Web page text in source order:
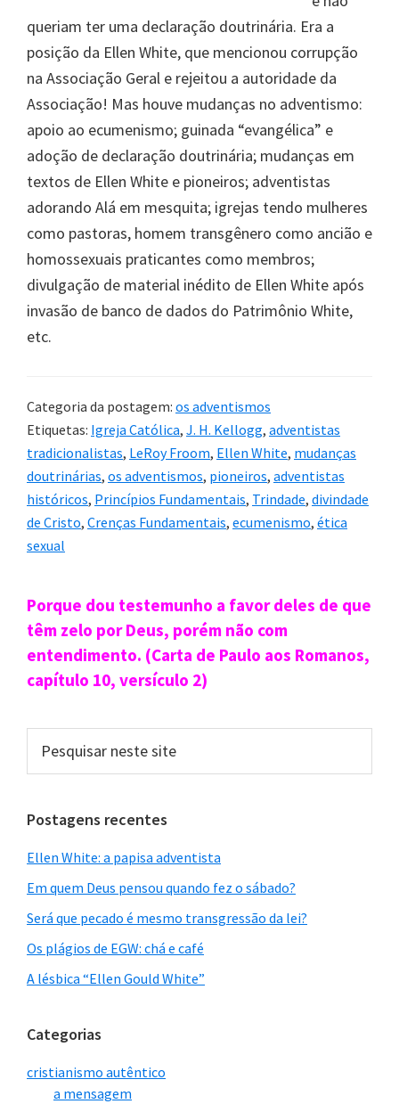
queriam ter uma declaração doutrinária. Era a
posição da Ellen White, que mencionou corrupção
na Associação Geral e rejeitou a autoridade da
Associação! Mas houve mudanças no adventismo:
apoio ao ecumenismo; guinada “evangélica” e
adoção de declaração doutrinária; mudanças em
textos de Ellen White e pioneiros; adventistas
adorando Alá em mesquita; igrejas tendo mulheres
como pastoras, homem transgênero como ancião e
homossexuais praticantes como membros;
divulgação de material inédito de Ellen White após
invasão de banco de dados do Patrimônio White,
etc.
Categoria da postagem: os adventismos
Etiquetas: Igreja Católica, J. H. Kellogg, adventistas
tradicionalistas, LeRoy Froom, Ellen White, mudanças
doutrinárias, os adventismos, pioneiros, adventistas
históricos, Princípios Fundamentais, Trindade, divindade
de Cristo, Crenças Fundamentais, ecumenismo, ética
sexual
Sidebar
primária
Porque dou testemunho a favor deles de que
têm zelo por Deus, porém não com
entendimento. (Carta de Paulo aos Romanos,
capítulo 10, versículo 2)
neste
Postagens recentes
Ellen White: a papisa adventista
Em quem Deus pensou quando fez o sábado?
Será que pecado é mesmo transgressão da lei?
Os plágios de EGW: chá e café
A lésbica “Ellen Gould White”
Categorias
cristianismo autêntico
a mensagem